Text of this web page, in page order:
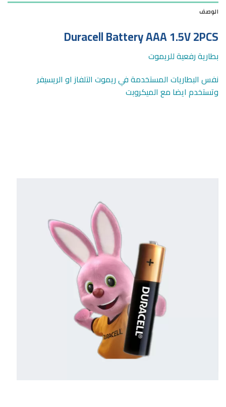
الوصف
Duracell Battery AAA 1.5V 2PCS
بطارية رفعية للريموت
نفس البطاريات المستخدمة في ريموت التلفاز او الريسيفر
وتستخدم ايضا مع الميكروبت